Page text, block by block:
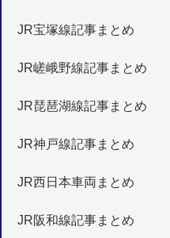
JR宝塚線記事まとめ
JR嵯峨野線記事まとめ
JR琵琶湖線記事まとめ
JR神戸線記事まとめ
JR西日本車両まとめ
JR阪和線記事まとめ